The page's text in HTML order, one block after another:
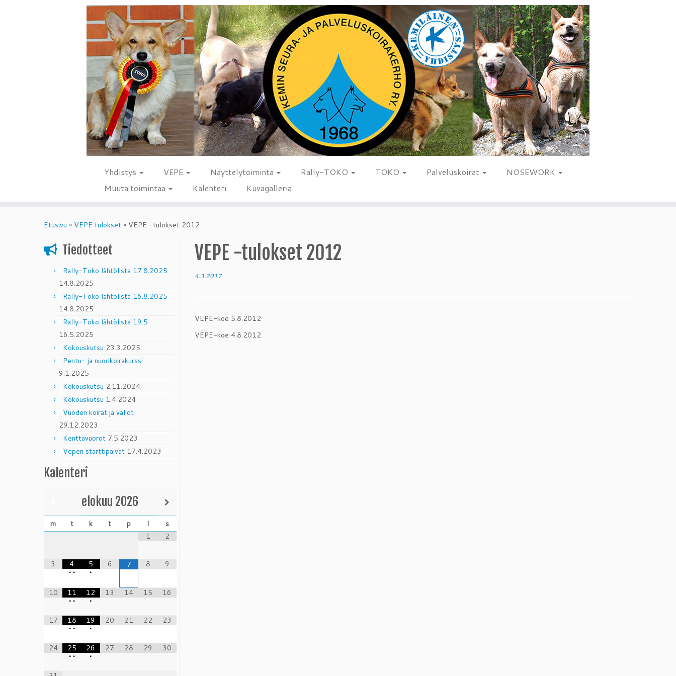
Yhdistys VEPE Näyttelytoiminta Rally-TOKO TOKO Palveluskoirat
NOSEWORK
Muuta toimintaa
Kalenteri Kuvagalleria
Etusivu » VEPE tulokset » VEPE -tulokset 2012
Tiedotteet
Rally-Toko lähtölista 17.8.2025
14.8.2025
Rally-Toko lähtölista 16.8.2025
14.8.2025
Rally-Toko lähtölista 19.5
16.5.2025
Kokouskutsu 23.3.2025
Pentu- ja nuorikoirakurssi
9.1.2025
Kokouskutsu 2.11.2024
Kokouskutsu 1.4.2024
Vuoden koirat ja valiot
29.12.2023
Kenttävuorot 7.5.2023
Vepen starttipäivät 17.4.2023
Kalenteri
elokuu 2026
m t k t p l
s
1
2
3
4
• •
5
•
6 7 8 9
10
11
• •
12
•
13 14 15 16
17
18
• •
19
•
20 21 22 23
24
25
• •
26
•
27 28 29 30
VEPE -tulokset 2012
4.3.2017
VEPE-koe 5.8.2012
VEPE-koe 4.8.2012